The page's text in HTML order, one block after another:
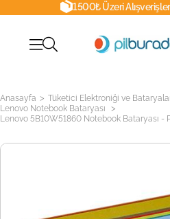
1500₺ Üzeri
Anasayfa > Tüketici Elektroniği ve
Lenovo Notebook Bataryası >
Lenovo 5B10W51860 Notebook Bataryası -